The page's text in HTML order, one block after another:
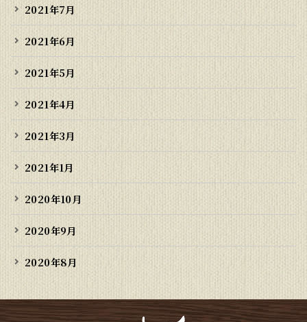
2021年7月
2021年6月
2021年5月
2021年4月
2021年3月
2021年1月
2020年10月
2020年9月
2020年8月